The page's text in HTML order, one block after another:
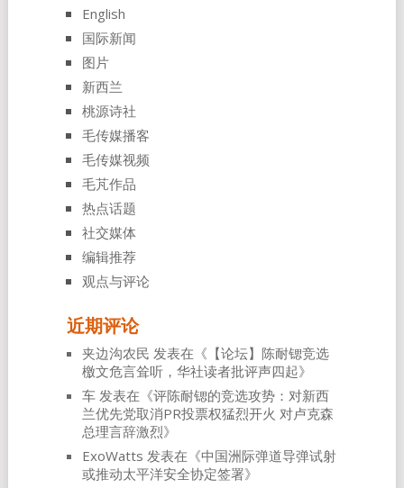
English
国际新闻
图片
新西兰
桃源诗社
毛传媒播客
毛传媒视频
毛芃作品
热点话题
社交媒体
编辑推荐
观点与评论
近期评论
夹边沟农民 发表在《 【论坛】陈耐锶竞选
檄文危言耸听，华社读者批评声四起》
车发表在《评陈耐锶的竞选攻势：对新西
兰优先党取消PR投票权猛烈开火 对卢克森
总理言辞激烈》
ExoWatts 发表在《中国洲际弹道导弹试射
或推动太平洋安全协定签署》